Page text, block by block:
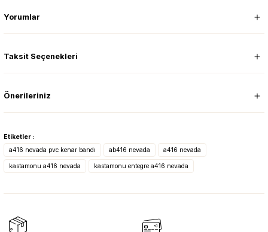
Yorumlar
Taksit Seçenekleri
Önerileriniz
Etiketler :
a416 nevada pvc kenar bandı
ab416 nevada a416 nevada
kastamonu a416 nevada kastamonu entegre a416 nevada